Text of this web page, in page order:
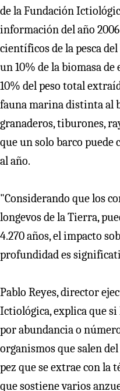
de la Fundación
información del año
científicos de la pesca
un 10% de la biomasa de
10% del peso total
fauna marina distinta al
granaderos, tiburones,
que un solo barco
al año.
"Considerando que los
longevos de la Tierra,
4.270 años, el impacto
profundidad es
Pablo Reyes, director
Ictiológica, explica que
por abundancia o
organismos que salen
pez que se extrae con la
que sostiene varios